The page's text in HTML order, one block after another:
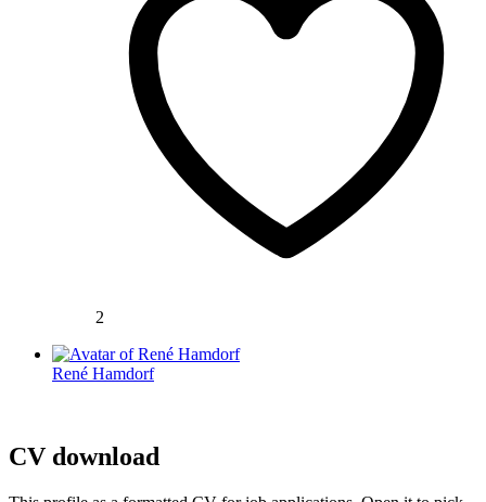
2
René Hamdorf
CV download